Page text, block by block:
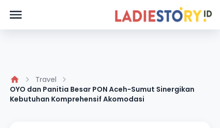
Travel
OYO dan Panitia Besar PON Aceh-Sumut Sinergikan
Kebutuhan Komprehensif Akomodasi